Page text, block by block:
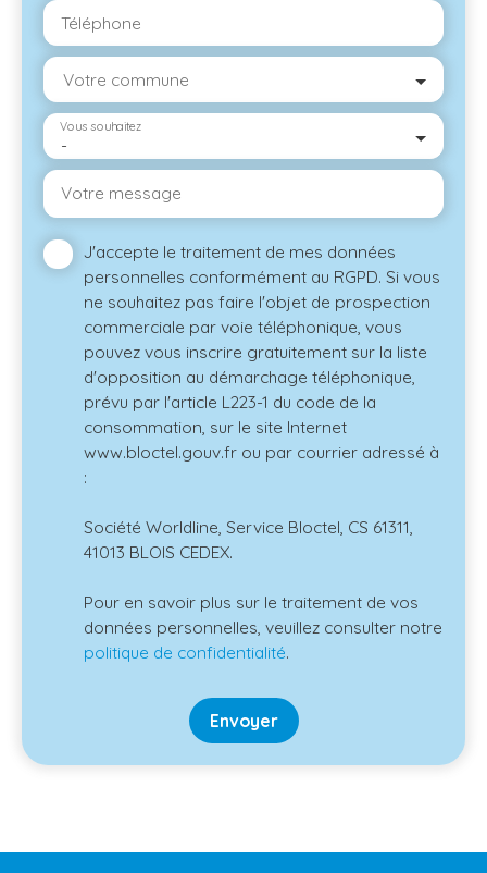
Téléphone
Votre commune
-
Vous souhaitez
Votre message
J'accepte le traitement de mes données
personnelles conformément au RGPD. Si vous
ne souhaitez pas faire l'objet de prospection
commerciale par voie téléphonique, vous
pouvez vous inscrire gratuitement sur la liste
d'opposition au démarchage téléphonique,
prévu par l'article L223-1 du code de la
consommation, sur le site Internet
www.bloctel.gouv.fr ou par courrier adressé à
:
Société Worldline, Service Bloctel, CS 61311,
41013 BLOIS CEDEX.
Pour en savoir plus sur le traitement de vos
données personnelles, veuillez consulter notre
politique de confidentialité.
Envoyer